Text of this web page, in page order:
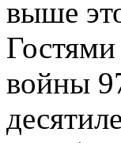
выше
войны